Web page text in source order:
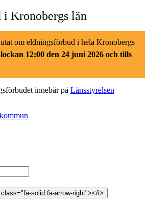
Kronobergs län
om eldningsförbud i hela Kronobergs
12:00 den 24 juni 2026 och tills
innebär på Länsstyrelsen
solid fa-arrow-right"></i>